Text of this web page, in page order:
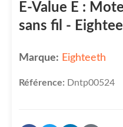
E-Value E :
sans fil -
Marque: Eighteeth
Référence: Dntp00524